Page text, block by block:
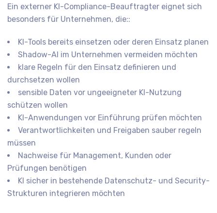
Ein externer KI-Compliance-Beauftragter eignet sich
besonders für Unternehmen, die::
KI-Tools bereits einsetzen oder deren Einsatz planen
Shadow-AI im Unternehmen vermeiden möchten
klare Regeln für den Einsatz definieren und
durchsetzen wollen
sensible Daten vor ungeeigneter KI-Nutzung
schützen wollen
KI-Anwendungen vor Einführung prüfen möchten
Verantwortlichkeiten und Freigaben sauber regeln
müssen
Nachweise für Management, Kunden oder
Prüfungen benötigen
KI sicher in bestehende Datenschutz- und Security-
Strukturen integrieren möchten